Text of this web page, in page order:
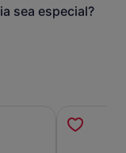
sea especial?